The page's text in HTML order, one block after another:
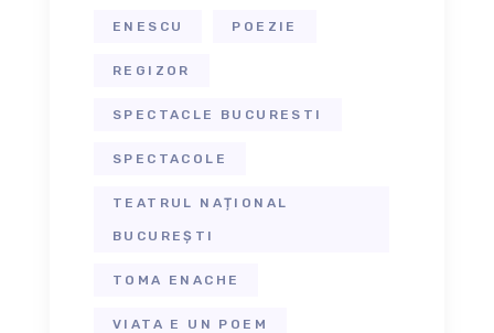
ENESCU POEZIE
REGIZOR
SPECTACLE BUCURESTI
SPECTACOLE
TEATRUL NAȚIONAL
BUCUREȘTI
TOMA ENACHE
VIATA E UN POEM